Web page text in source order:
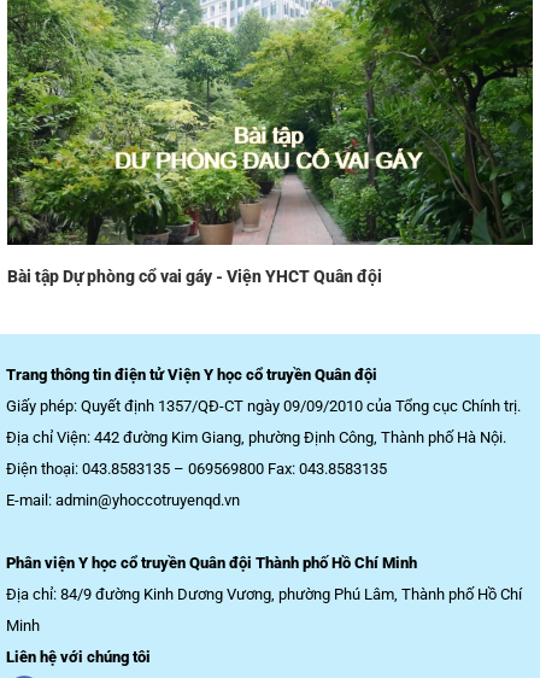
Bài tập Dự phòng cổ vai gáy - Viện YHCT Quân đội
Trang thông tin điện tử Viện Y học cổ truyền Quân đội
Giấy phép: Quyết định 1357/QĐ-CT ngày 09/09/2010 của Tổng cục Chính trị.
Địa chỉ Viện: 442 đường Kim Giang, phường Định Công, Thành phố Hà Nội.
Điện thoại: 043.8583135 – 069569800 Fax: 043.8583135
E-mail: admin@yhoccotruyenqd.vn
Phân viện Y học cổ truyền Quân đội Thành phố Hồ Chí Minh
Địa chỉ: 84/9 đường Kinh Dương Vương, phường Phú Lâm, Thành phố Hồ Chí
Minh
Liên hệ với chúng tôi